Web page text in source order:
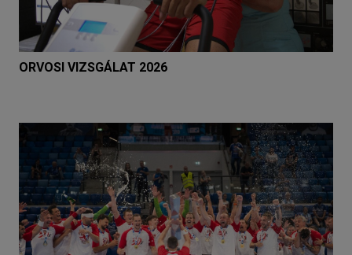
ORVOSI VIZSGÁLAT 2026